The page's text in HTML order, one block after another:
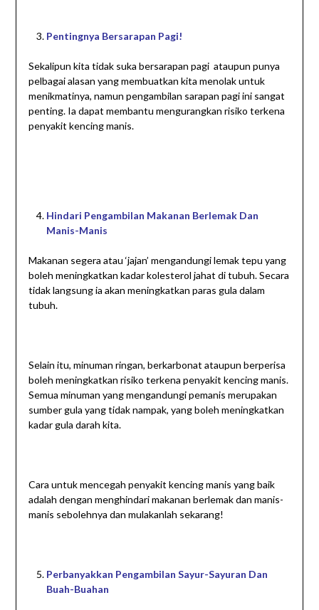
Pentingnya Bersarapan Pagi!
Sekalipun kita tidak suka bersarapan pagi ataupun punya
pelbagai alasan yang membuatkan kita menolak untuk
menikmatinya, namun pengambilan sarapan pagi ini sangat
penting. Ia dapat membantu mengurangkan risiko terkena
penyakit kencing manis.
Hindari Pengambilan Makanan Berlemak Dan
Manis-Manis
Makanan segera atau ‘jajan’ mengandungi lemak tepu yang
boleh meningkatkan kadar kolesterol jahat di tubuh. Secara
tidak langsung ia akan meningkatkan paras gula dalam
tubuh.
Selain itu, minuman ringan, berkarbonat ataupun berperisa
boleh meningkatkan risiko terkena penyakit kencing manis.
Semua minuman yang mengandungi pemanis merupakan
sumber gula yang tidak nampak, yang boleh meningkatkan
kadar gula darah kita.
Cara untuk mencegah penyakit kencing manis yang baik
adalah dengan menghindari makanan berlemak dan manis-
manis sebolehnya dan mulakanlah sekarang!
Perbanyakkan Pengambilan Sayur-Sayuran Dan
Buah-Buahan